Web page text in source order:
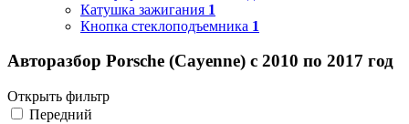
Катушка зажигания 1
Кнопка стеклоподъемника 1
Авторазбор Porsche (Cayenne) с 2010 по 2017 год
Открыть фильтр
Передний